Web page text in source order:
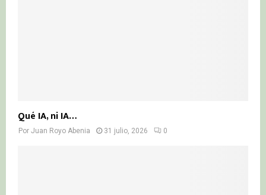
Qué IA, ni IA…
Por Juan Royo Abenia 31 julio, 2026 0